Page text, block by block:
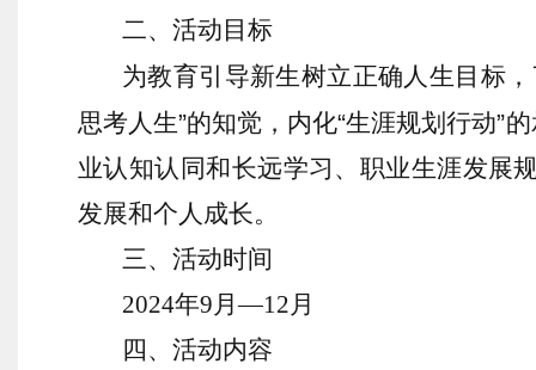
二、活动目标
为教育引导新生树立正确人生目标
思考人生”的知觉，内化“生涯规划行动”
业认知认同和长远学习、职业生涯发展
发展和个人成长。
三、活动时间
2024年9月—12月
四、活动内容